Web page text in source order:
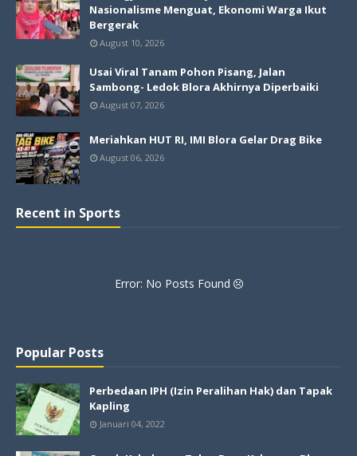
Nasionalisme Menguat, Ekonomi Warga Ikut
Bergerak
August 10, 2026
Usai Viral Tanam Pohon Pisang, Jalan
Sambong- Ledok Blora Akhirnya Diperbaiki
August 07, 2026
Meriahkan HUT RI, IMI Blora Gelar Drag Bike
August 06, 2026
Recent in Sports
Error: No Posts Found
Popular Posts
Perbedaan IPH (Izin Peralihan Hak) dan Tapak
Kapling
Januari 04, 2022